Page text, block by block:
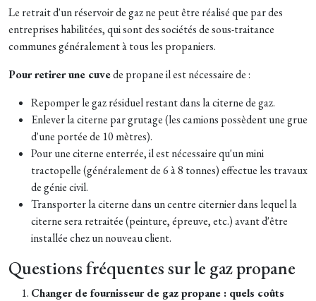
Le retrait d'un réservoir de gaz ne peut être réalisé que par des
entreprises habilitées, qui sont des sociétés de sous-traitance
communes généralement à tous les propaniers.
Pour retirer une cuvede propane il est nécessaire de :
Repomper le gaz résiduel restant dans la citerne de gaz.
Enlever la citerne par grutage (les camions possèdent une grue
d'une portée de 10 mètres).
Pour une citerne enterrée, il est nécessaire qu'un mini
tractopelle (généralement de 6 à 8 tonnes) effectue les travaux
de génie civil.
Transporter la citerne dans un centre citernier dans lequel la
citerne sera retraitée (peinture, épreuve, etc.) avant d'être
installée chez un nouveau client.
Questions fréquentes sur le gaz propane
Changer de fournisseur de gaz propane : quels coûts